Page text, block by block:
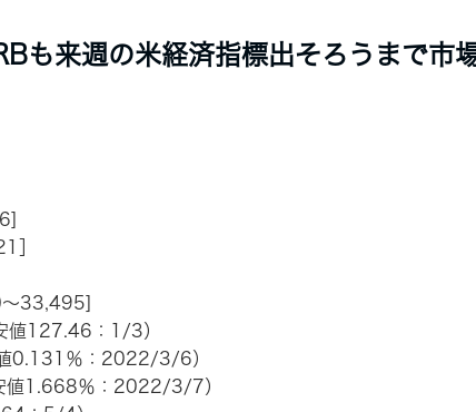
も来週の米経済指標出そろうまで市
］
33,495]
127.46：1/3）
0.131％：2022/3/6）
1.668％：2022/3/7）